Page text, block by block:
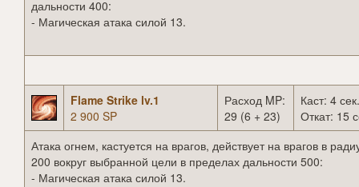
дальности 400:
- Магическая атака силой 13.
Flame Strike lv.1
2 900 SP
Расход MP:
29 (6 + 23)
Каст: 4 сек.
Откат: 15
Атака огнем, кастуется на врагов, действует на врагов в
200 вокруг выбранной цели в пределах дальности 500:
- Магическая атака силой 13.